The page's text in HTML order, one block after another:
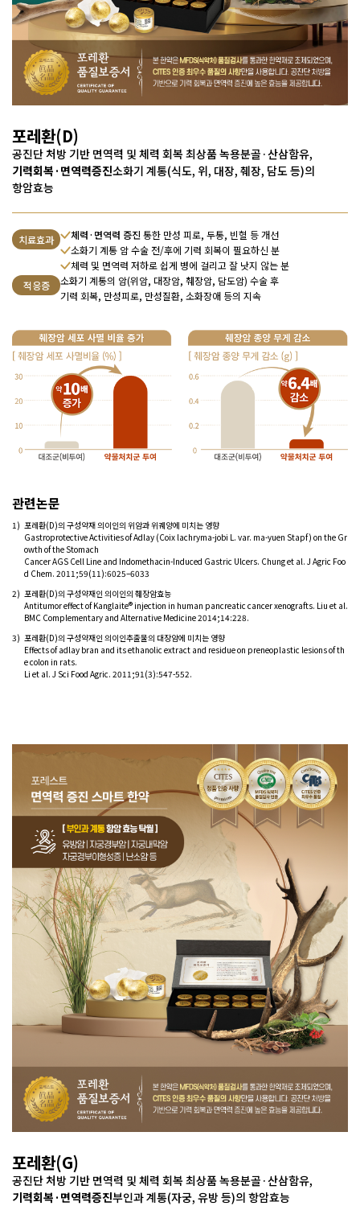
포레환(D)
공진단 처방 기반 면역력 및 체력 회복 최상품 녹용분골·산삼함유,
기력회복·면역력증진소화기 계통(식도, 위, 대장, 췌장, 담도 등)의
항암효능
치료효과 체력·면역력 증진 통한 만성 피로, 두통, 빈혈 등 개선
소화기 계통 암 수술 전/후에 기력 회복이 필요하신 분
체력 및 면역력 저하로 쉽게 병에 걸리고 잘 낫지 않는 분
적응증
소화기 계통의 암(위암, 대장암, 췌장암, 담도암) 수술 후
기력 회복, 만성피로, 만성질환, 소화장애 등의 지속
관련논문
1) 포레환(D)의 구성약재 의이인의 위암과 위궤양에 미치는 영향
Gastroprotective Activities of Adlay (Coix lachryma-jobi L. var. ma-yuen Stapf) on the Gr
owth of the Stomach
Cancer AGS Cell Line and Indomethacin-Induced Gastric Ulcers. Chung et al. J Agric Foo
d Chem. 2011;59(11):6025–6033
2) 포레환(D)의 구성약재인 의이인의 췌장암효능
Antitumor effect of Kanglaite® injection in human pancreatic cancer xenografts. Liu et al.
BMC Complementary and Alternative Medicine 2014;14:228.
3) 포레환(D)의 구성약재인 의이인추출물의 대장암에 미치는 영향
Effects of adlay bran and its ethanolic extract and residue on preneoplastic lesions of th
e colon in rats.
Li et al. J Sci Food Agric. 2011;91(3):547-552.
포레환(G)
공진단 처방 기반 면역력 및 체력 회복 최상품 녹용분골·산삼함유,
기력회복·면역력증진부인과 계통(자궁, 유방 등)의 항암효능